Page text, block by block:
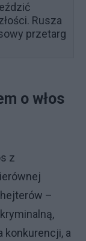
Rusza
przetarg
o włos
z
–
konkurencji, a